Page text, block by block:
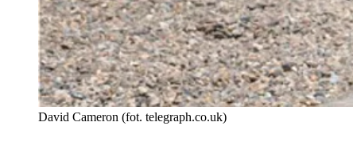
David Cameron (fot. telegraph.co.uk)